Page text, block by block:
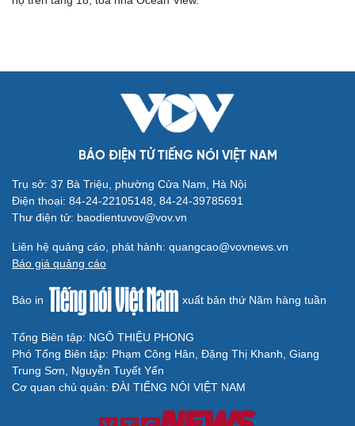
Cải chính
BÁO ĐIỆN TỬ TIẾNG NÓI VIỆT NAM
Trụ sở: 37 Bà Triệu, phường Cửa Nam, Hà Nội
Điện thoại: 84-24-22105148, 84-24-39785691
Thư điện tử: baodientuvov@vov.vn
Liên hệ quảng cáo, phát hành: quangcao@vovnews.vn
Báo giá quảng cáo
Báo in xuất bản thứ Năm hàng tuần
Tổng Biên tập: NGÔ THIỆU PHONG
Phó Tổng Biên tập: Phạm Công Hân, Đặng Thị Khanh, Giang
Trung Sơn, Nguyễn Tuyết Yến
Cơ quan chủ quản: ĐÀI TIẾNG NÓI VIỆT NAM